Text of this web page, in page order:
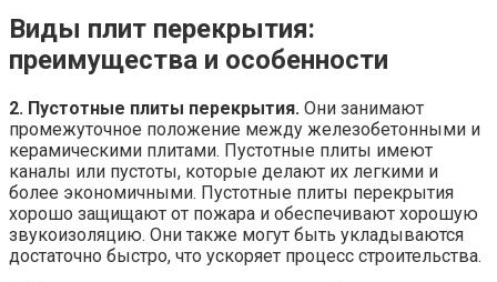
Виды плит перекрытия:
преимущества и особенности
2. Пустотные плиты перекрытия. Они занимают
промежуточное положение между железобетонными и
керамическими плитами. Пустотные плиты имеют
каналы или пустоты, которые делают их легкими и
более экономичными. Пустотные плиты перекрытия
хорошо защищают от пожара и обеспечивают хорошую
звукоизоляцию. Они также могут быть укладываются
достаточно быстро, что ускоряет процесс строительства.